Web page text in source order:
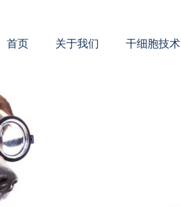
首页 关于我们 干细胞技术